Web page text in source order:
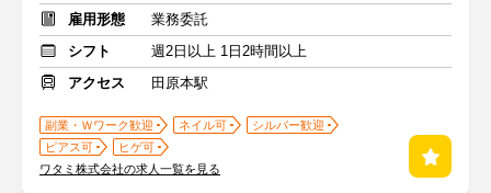
雇用形態
業務委託
シフト
週2日以上 1日2時間以上
アクセス
田原本駅
副業・Ｗワーク歓迎 ネイル可
シルバー歓迎
ピアス可
ヒゲ可
ワタミ株式会社の求人一覧を見る